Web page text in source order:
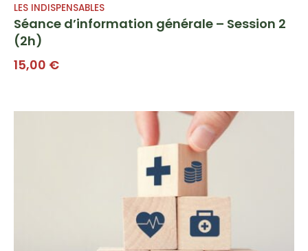
LES INDISPENSABLES
Séance d’information générale – Session 2
(2h)
15,00 €